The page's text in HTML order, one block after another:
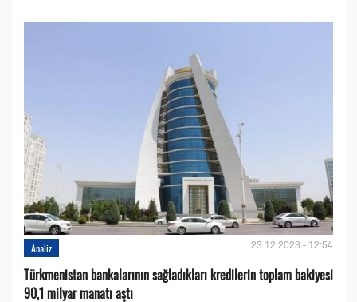
Analiz 23.12.2023 - 12:54
Türkmenistan bankalarının sağladıkları kredilerin toplam bakiyesi
90,1 milyar manatı aştı